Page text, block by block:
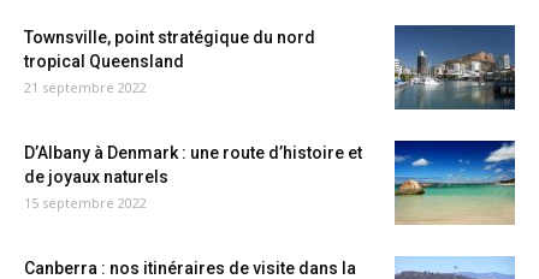
Townsville, point stratégique du nord
tropical Queensland
21 septembre 2022
D’Albany à Denmark : une route d’histoire et
de joyaux naturels
15 septembre 2022
Canberra : nos itinéraires de visite dans la